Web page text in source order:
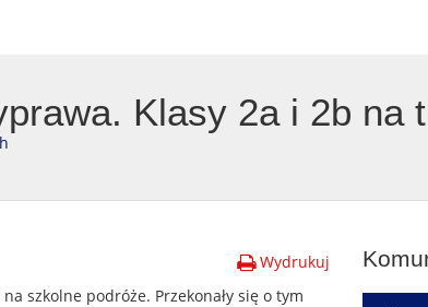
Klasy 2a i 2b na
Wydrukuj
szkolne podróże. Przekonały się o tym